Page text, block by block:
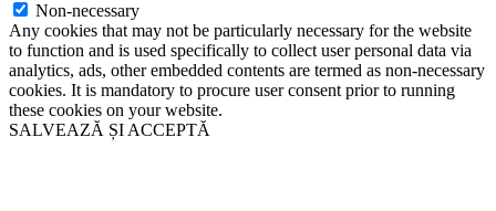
Non-necessary
Any cookies that may not be particularly necessary for the website
to function and is used specifically to collect user personal data via
analytics, ads, other embedded contents are termed as non-necessary
cookies. It is mandatory to procure user consent prior to running
these cookies on your website.
SALVEAZĂ ȘI ACCEPTĂ